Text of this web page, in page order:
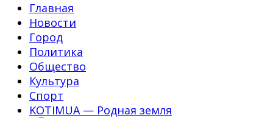
Главная
Новости
Город
Политика
Общество
Культура
Спорт
KOTIMUA — Родная земля